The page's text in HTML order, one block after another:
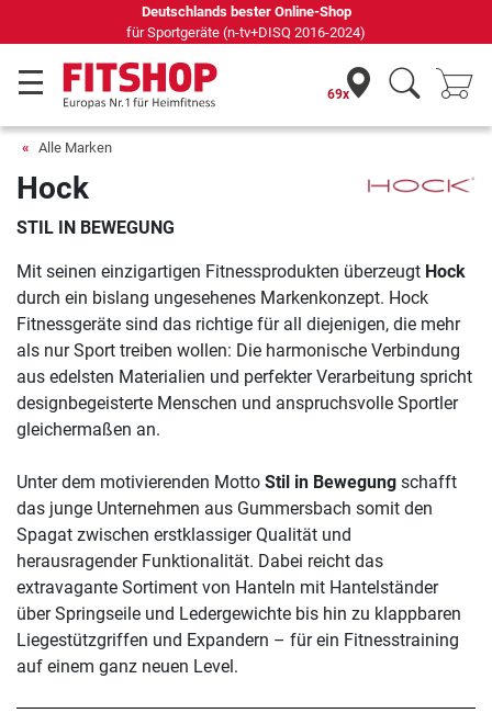
Deutschlands bester Online-Shop
für Sportgeräte (n-tv+DISQ 2016-2024)
69x
Alle Marken
Hock
STIL IN BEWEGUNG
Mit seinen einzigartigen Fitnessprodukten überzeugt Hock
durch ein bislang ungesehenes Markenkonzept. Hock
Fitnessgeräte sind das richtige für all diejenigen, die mehr
als nur Sport treiben wollen: Die harmonische Verbindung
aus edelsten Materialien und perfekter Verarbeitung spricht
designbegeisterte Menschen und anspruchsvolle Sportler
gleichermaßen an.
Unter dem motivierenden Motto Stil in Bewegung schafft
das junge Unternehmen aus Gummersbach somit den
Spagat zwischen erstklassiger Qualität und
herausragender Funktionalität. Dabei reicht das
extravagante Sortiment von Hanteln mit Hantelständer
über Springseile und Ledergewichte bis hin zu klappbaren
Liegestützgriffen und Expandern – für ein Fitnesstraining
auf einem ganz neuen Level.